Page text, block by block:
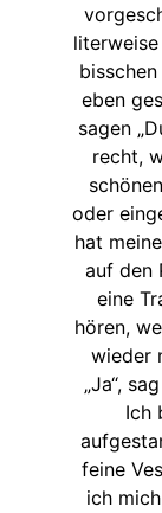
eben
sagen
recht,
oder
hat
auf den
eine
hören,
wieder
„Ja“,
Ich
feine
ich